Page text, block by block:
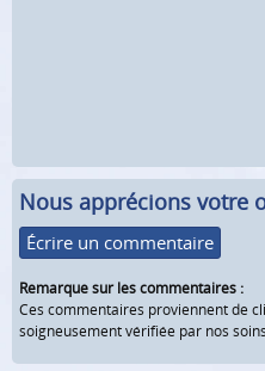
Nous apprécions votre
Écrire un commentaire
Remarque sur les commentaires :
Ces commentaires proviennent de
soigneusement vérifiée par nos